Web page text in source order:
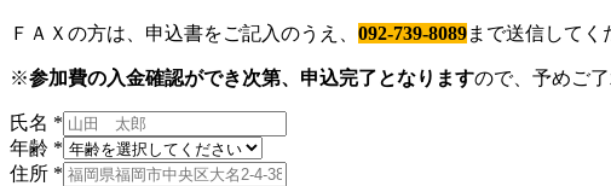
ＦＡＸの方は、申込書をご記入のうえ、 092-739-8089まで送信して
※参加費の入金確認ができ次第、申込完了となりますので、予めご了
氏名 *
年齢 *
住所 *